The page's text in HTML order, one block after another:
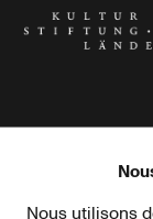
Nous utilisons